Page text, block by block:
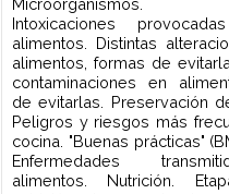
3er Cuatrimestre
4to Cuatrimestre
1er Cuatrimestre